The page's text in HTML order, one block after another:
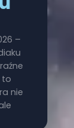
–
to
nie